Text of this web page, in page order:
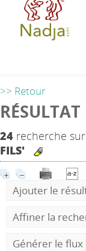
>> Retour
24 recherche
FILS'
Ajouter le
Affiner la
Générer le flux